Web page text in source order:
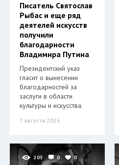
Писатель Святослав
Рыбас и еще ряд
деятелей искусств
получили
благодарности
Владимира Путина
Президентский указ
гласит о вынесении
благодарностей за
заслуги в области
культуры и искусства.
7 августа 2026
205 0 0